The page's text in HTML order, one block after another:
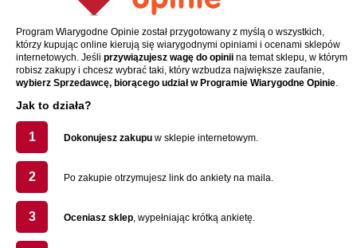
Program Wiarygodne Opinie został przygotowany z myślą o wszystkich,
którzy kupując online kierują się wiarygodnymi opiniami i ocenami sklepów
internetowych. Jeśli przywiązujesz wagę do opinii na temat sklepu, w którym
robisz zakupy i chcesz wybrać taki, który wzbudza największe zaufanie,
wybierz Sprzedawcę, biorącego udział w Programie Wiarygodne Opinie.
Jak to działa?
1 Dokonujesz zakupu w sklepie internetowym.
2 Po zakupie otrzymujesz link do ankiety na maila.
3 Oceniasz sklep , wypełniając krótką ankietę.